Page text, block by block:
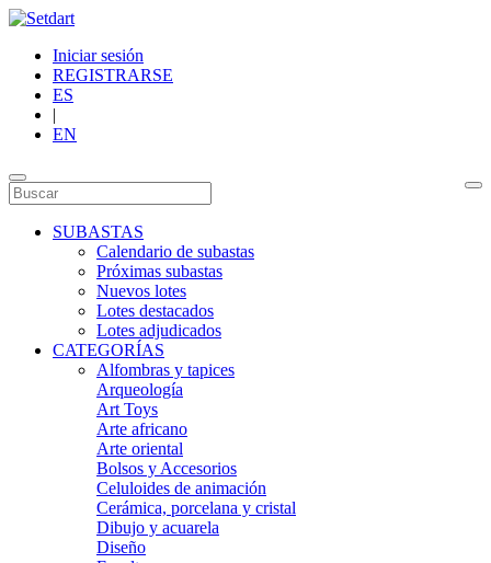
Iniciar sesión
REGISTRARSE
ES
|
EN
SUBASTAS
Calendario de subastas
Próximas subastas
Nuevos lotes
Lotes destacados
Lotes adjudicados
CATEGORÍAS
Alfombras y tapices
Arqueología
Art Toys
Arte africano
Arte oriental
Bolsos y Accesorios
Celuloides de animación
Cerámica, porcelana y cristal
Dibujo y acuarela
Diseño